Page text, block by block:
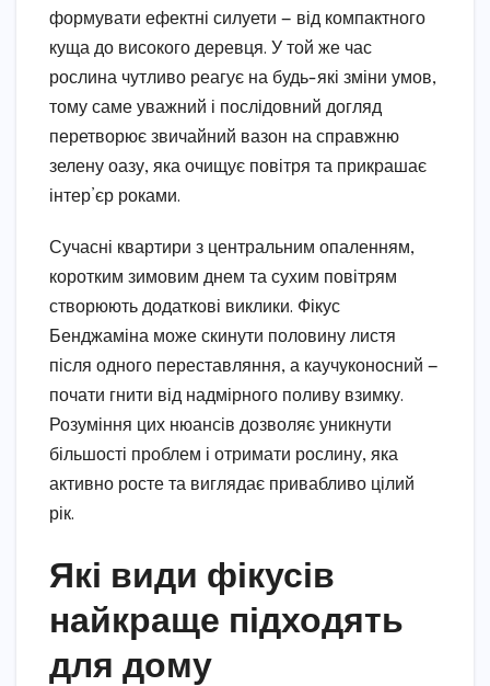
формувати ефектні силуети — від компактного
куща до високого деревця. У той же час
рослина чутливо реагує на будь-які зміни умов,
тому саме уважний і послідовний догляд
перетворює звичайний вазон на справжню
зелену оазу, яка очищує повітря та прикрашає
інтер’єр роками.
Сучасні квартири з центральним опаленням,
коротким зимовим днем та сухим повітрям
створюють додаткові виклики. Фікус
Бенджаміна може скинути половину листя
після одного переставляння, а каучуконосний —
почати гнити від надмірного поливу взимку.
Розуміння цих нюансів дозволяє уникнути
більшості проблем і отримати рослину, яка
активно росте та виглядає привабливо цілий
рік.
Які види фікусів
найкраще підходять
для дому